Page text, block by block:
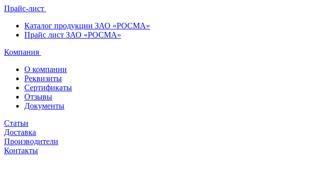
Прайс-лист
Каталог продукции ЗАО «РОСМА»
Прайс лист ЗАО «РОСМА»
Компания
О компании
Реквизиты
Сертификаты
Отзывы
Документы
Статьи
Доставка
Производители
Контакты